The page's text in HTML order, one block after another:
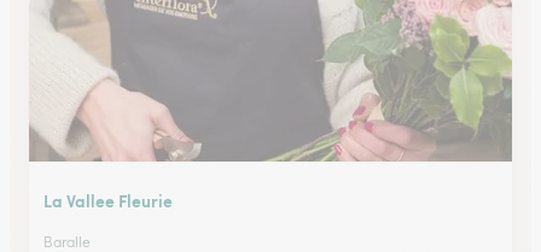
La Vallee Fleurie
Baralle